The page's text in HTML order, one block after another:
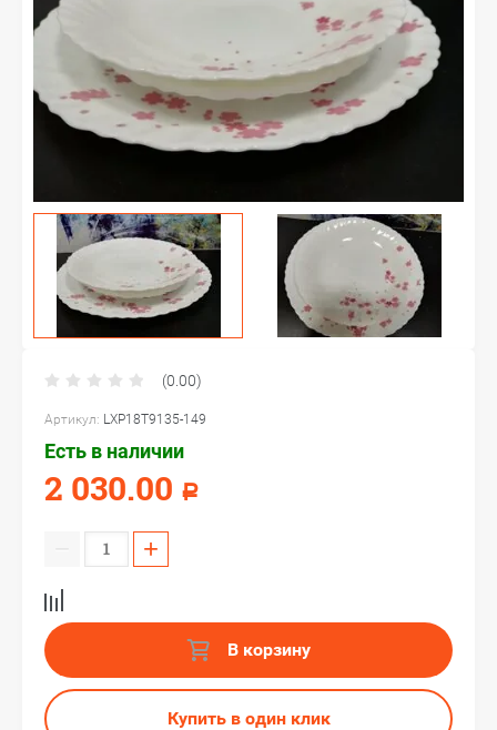
(0.00)
Артикул: LXP18T9135-149
Есть в наличии
2 030.00 Р
+
В корзину
Купить в один клик